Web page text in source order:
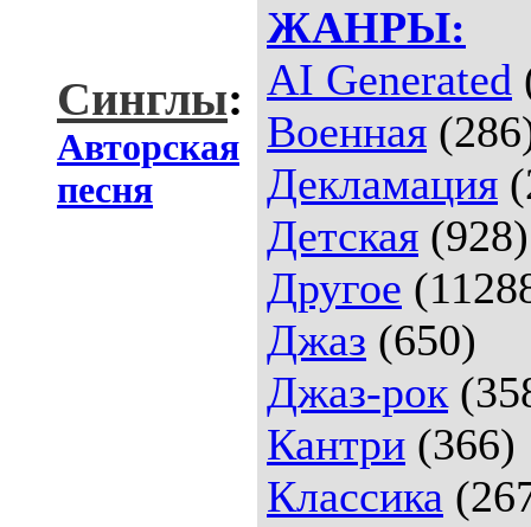
ЖАНРЫ:
AI Generated
Военная
Декламация
Детская (928)
Другое
Джаз (650)
Джаз-рок
Кантри (366)
Классика
Синглы:
Авторская
песня